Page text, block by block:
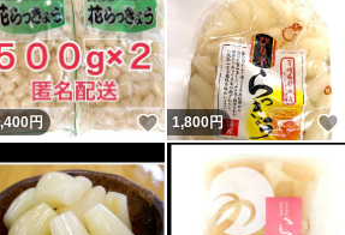
ね！
円 いいね！
1,800円